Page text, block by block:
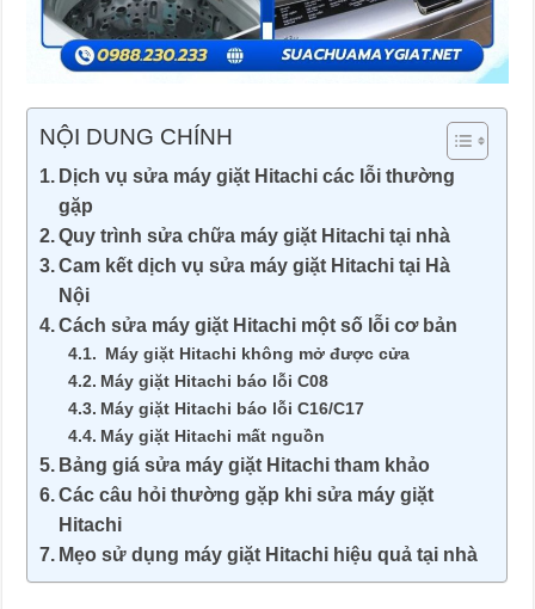
NỘI DUNG CHÍNH
Dịch vụ sửa máy giặt Hitachi các lỗi thường
gặp
Quy trình sửa chữa máy giặt Hitachi tại nhà
Cam kết dịch vụ sửa máy giặt Hitachi tại Hà
Nội
Cách sửa máy giặt Hitachi một số lỗi cơ bản
Máy giặt Hitachi không mở được cửa
Máy giặt Hitachi báo lỗi C08
Máy giặt Hitachi báo lỗi C16/C17
Máy giặt Hitachi mất nguồn
Bảng giá sửa máy giặt Hitachi tham khảo
Các câu hỏi thường gặp khi sửa máy giặt
Hitachi
Mẹo sử dụng máy giặt Hitachi hiệu quả tại nhà